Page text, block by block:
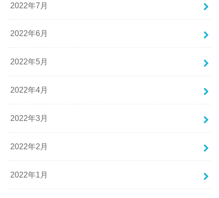
2022年7月
2022年6月
2022年5月
2022年4月
2022年3月
2022年2月
2022年1月